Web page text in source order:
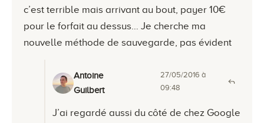
c’est terrible mais arrivant au bout, payer 10€
pour le forfait au dessus… Je cherche ma
nouvelle méthode de sauvegarde, pas évident
Antoine
Guilbert
27/05/2016 à
09:48
J’ai regardé aussi du côté de chez Google